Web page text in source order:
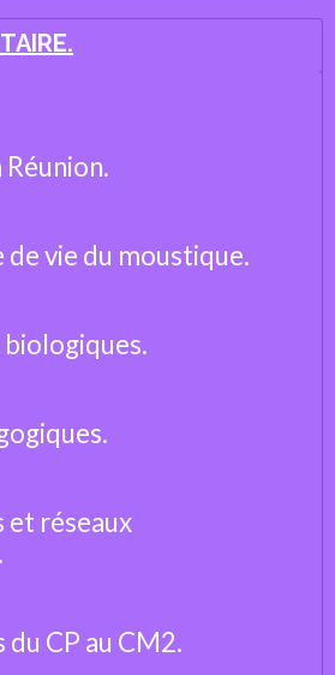
Réunion.
de vie du moustique.
biologiques.
et réseaux
CP au CM2.